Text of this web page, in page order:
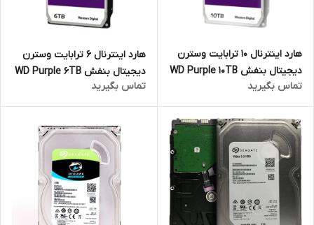
هارد اینترنال 10 ترابایت وسترن
دیجیتال بنفش WD Purple 10TB
(اصلی)
تماس بگیرید
هارد اینترنال 6 ترابایت وسترن
دیجیتال بنفش WD Purple 6TB
(اصلی)
تماس بگیرید